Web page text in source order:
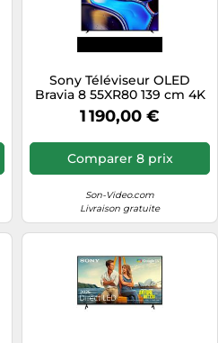
Sony Téléviseur OLED
Bravia 8 55XR80 139 cm 4K
UHD Contraste élevé HDR
Google TV Noir
1 190,00 €
Comparer 8 prix
Son-Video.com
Livraison gratuite